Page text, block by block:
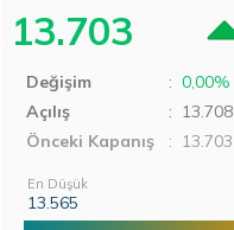
13.703
Değişim : 0,00%
Açılış
: 13.708
Önceki Kapanış
: 13.703
En Düşük
13.565